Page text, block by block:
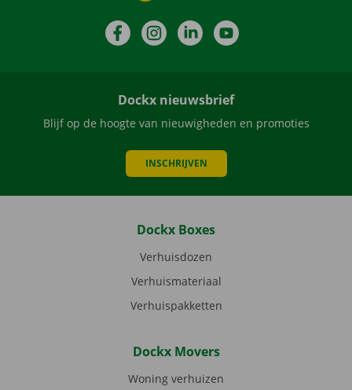
FacebookInstagramLinkedIn
Dockx nieuwsbrief
Blijf op de hoogte van nieuwigheden en promoties
INSCHRIJVEN
Dockx Boxes
Verhuisdozen
Verhuismateriaal
Verhuispakketten
Dockx Movers
Woning verhuizen